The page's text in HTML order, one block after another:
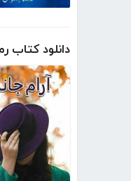
دانلود کتاب